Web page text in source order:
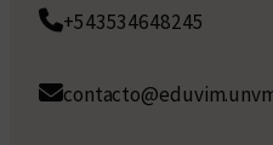
+543534648245